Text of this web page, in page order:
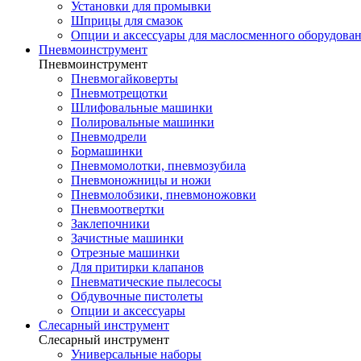
Установки для промывки
Шприцы для смазок
Опции и аксессуары для маслосменного
Пневмоинструмент
Пневмоинструмент
Пневмогайковерты
Пневмотрещотки
Шлифовальные машинки
Полировальные машинки
Пневмодрели
Бормашинки
Пневмомолотки, пневмозубила
Пневмоножницы и ножи
Пневмолобзики, пневмоножовки
Пневмоотвертки
Заклепочники
Зачистные машинки
Отрезные машинки
Для притирки клапанов
Пневматические пылесосы
Обдувочные пистолеты
Опции и аксессуары
Слесарный инструмент
Слесарный инструмент
Универсальные наборы